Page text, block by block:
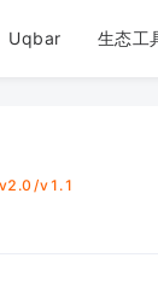
Uqbar 生态工
v2.0/v1.1